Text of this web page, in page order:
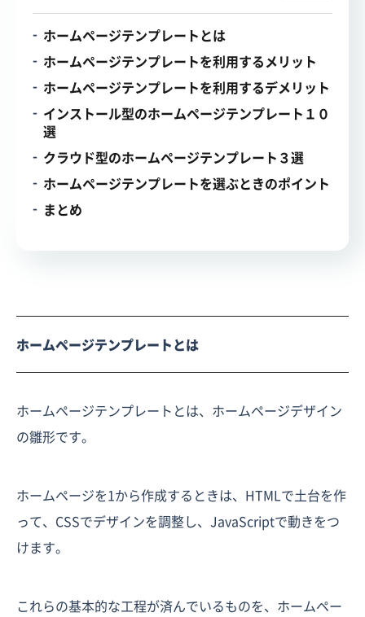
ホームページテンプレートとは
ホームページテンプレートを利用するメリット
ホームページテンプレートを利用するデメリット
インストール型のホームページテンプレート１０
選
クラウド型のホームページテンプレート３選
ホームページテンプレートを選ぶときのポイント
まとめ
ホームページテンプレートとは
ホームページテンプレートとは、ホームページデザイン
の雛形です。
ホームページを1から作成するときは、HTMLで土台を作
って、CSSでデザインを調整し、JavaScriptで動きをつ
けます。
これらの基本的な工程が済んでいるものを、ホームペー